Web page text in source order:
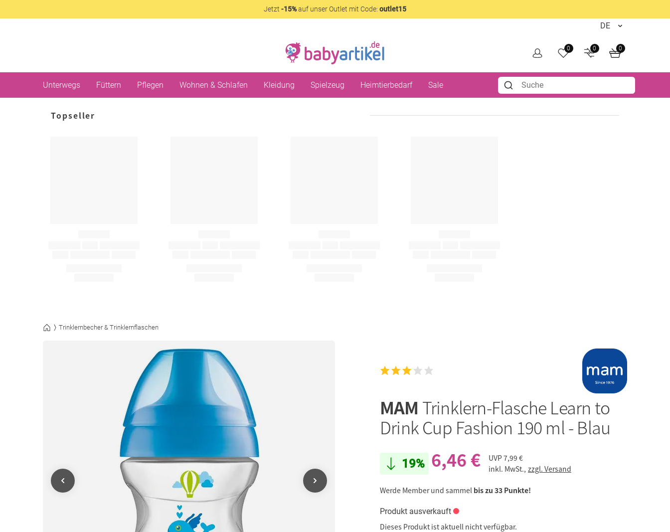
Jetzt -15%auf unser Outlet mit Code: outlet15
0 0 0
Unterwegs Füttern Pflegen Wohnen & Schlafen Kleidung Spielzeug Heimtierbedarf Sale
Topseller
Trinklernbecher & Trinklernflaschen
MAM Trinklern-Flasche Learn to
Drink Cup Fashion 190 ml - Blau
19% 6,46 € UVP7,99 €
inkl. MwSt., zzgl. Versand
Werde Member und sammel bis zu 33 Punkte!
Produkt ausverkauft
Dieses Produkt ist aktuell nicht verfügbar.